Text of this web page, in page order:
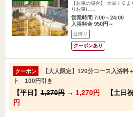
【お車の場合】 大栄ＩＣ
りお車に…
営業時間 7:00～24:00
入浴料金 950円～
日帰り
クーポンあり
クーポン
【大人限定】120分コース入浴料
ト 100円引き
【平日】 1,370円 → 1,270円 【土日祝
円